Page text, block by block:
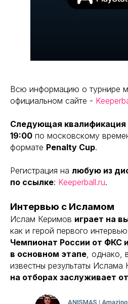
Всю информацию о турнире
официальном сайте -
Следующая квалификация
19:00 по московскому
формате Penalty Cup.
Регистрация на любую из
по ссылке: Keeperball.ru.
Интервью с Исламом
Ислам Керимов играет на
как и герой первого интервью
Чемпионат России от ФКС
в основном этапе, однако,
известны результаты Ислама
на отборах заслуживает